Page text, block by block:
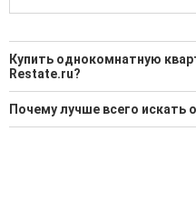
Купить однокомнатную
Restate.ru?
Ищите, как Купить
жилье?
Почему лучше всего искать